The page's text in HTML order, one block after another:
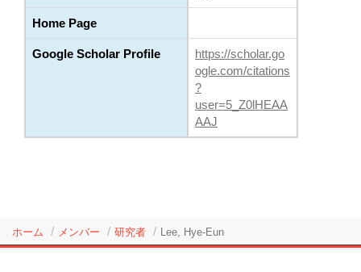
Home Page
Google Scholar Profile
https://scholar.go
ogle.com/citations
?
user=5_Z0lHEAA
AAJ
ホーム メンバー 研究者 Lee, Hye-Eun